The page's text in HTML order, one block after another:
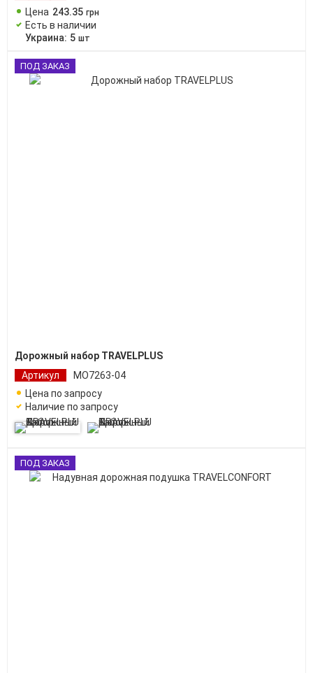
Цена 243.35 грн
Есть в наличии
Украина: 5 шт
ПОД ЗАКАЗ
Дорожный набор TRAVELPLUS
Артикул
МО7263-04
Цена по запросу
Наличие по запросу
ПОД ЗАКАЗ